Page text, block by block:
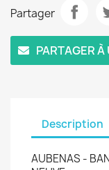
Partager
PARTAGER À
Description
AUBENAS -